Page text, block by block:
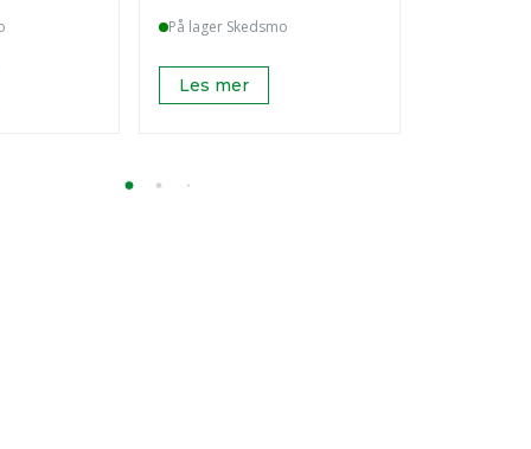
På lager Skedsmo
Les mer